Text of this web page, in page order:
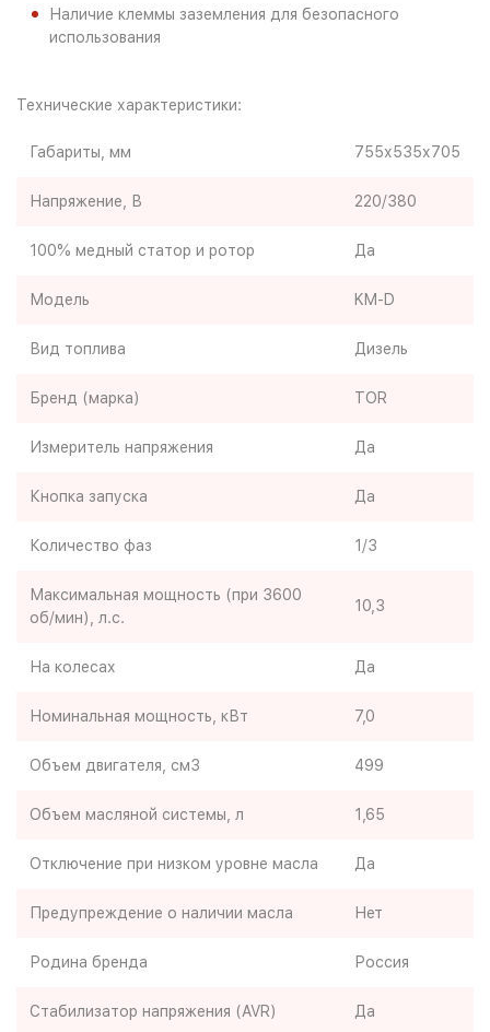
Наличие клеммы заземления для безопасного
использования
Технические характеристики:
Габариты, мм 755х535х705
Напряжение, В 220/380
100% медный статор и ротор Да
Модель KM-D
Вид топлива Дизель
Бренд (марка) TOR
Измеритель напряжения Да
Кнопка запуска Да
Количество фаз 1/3
Максимальная мощность (при 3600
об/мин), л.с.
10,3
На колесах Да
Номинальная мощность, кВт 7,0
Объем двигателя, см3 499
Объем масляной системы, л 1,65
Отключение при низком уровне масла Да
Предупреждение о наличии масла Нет
Родина бренда Россия
Стабилизатор напряжения (AVR) Да